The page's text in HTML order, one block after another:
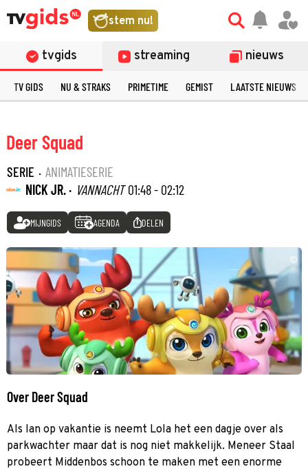
stem nu!
tvgids streaming nieuws
TV GIDS NU & STRAKS PRIMETIME GEMIST LAATSTE NIEUWS
Deer Squad
SERIE · ANIMATIESERIE
NICK JR. · VANNACHT 01:48 - 02:12
MIJNGIDS AGENDA DELEN
©
Over Deer Squad
Als Ian op vakantie is neemt Lola het een dagje over als
parkwachter maar dat is nog niet makkelijk. Meneer Staal
probeert Middenbos schoon te maken met een enorme